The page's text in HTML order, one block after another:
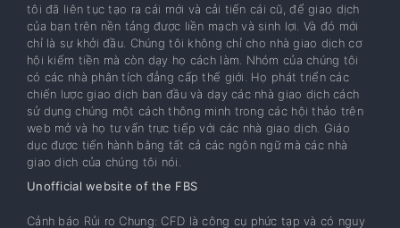
tôi đã liên tục tạo ra cái mới và cải tiến cái cũ, để giao dịch
của bạn trên nền tảng được liền mạch và sinh lợi. Và đó mới
chỉ là sự khởi đầu. Chúng tôi không chỉ cho nhà giao dịch cơ
hội kiếm tiền mà còn dạy họ cách làm. Nhóm của chúng tôi
có các nhà phân tích đẳng cấp thế giới. Họ phát triển các
chiến lược giao dịch ban đầu và dạy các nhà giao dịch cách
sử dụng chúng một cách thông minh trong các hội thảo trên
web mở và họ tư vấn trực tiếp với các nhà giao dịch. Giáo
dục được tiến hành bằng tất cả các ngôn ngữ mà các nhà
giao dịch của chúng tôi nói.
Unofficial website of the FBS
Cảnh báo Rủi ro Chung: CFD là công cụ phức tạp và có nguy